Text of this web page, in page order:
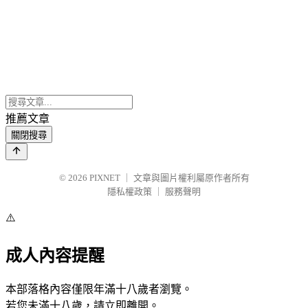
推薦文章
關閉搜尋
© 2026 PIXNET
文章與圖片權利屬原作者所有
隱私權政策
服務聲明
⚠️
成人內容提醒
本部落格內容僅限年滿十八歲者瀏覽。
若您未滿十八歲，請立即離開。